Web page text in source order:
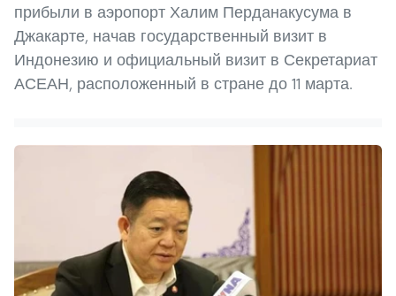
прибыли в аэропорт Халим Перданакусума в
Джакарте, начав государственный визит в
Индонезию и официальный визит в Секретариат
АСЕАН, расположенный в стране до 11 марта.